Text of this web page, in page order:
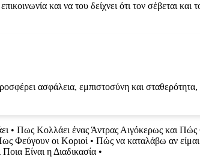
και να του δείχνει ότι τον σέβεται και
ασφάλεια, εμπιστοσύνη και σταθερότητα,
• Πως Κολλάει ένας Άντρας Αιγόκερως και Πώς
Φεύγουν οι Κοριοί• Πώς να καταλάβω αν είμαι
Είναι η Διαδικασία •